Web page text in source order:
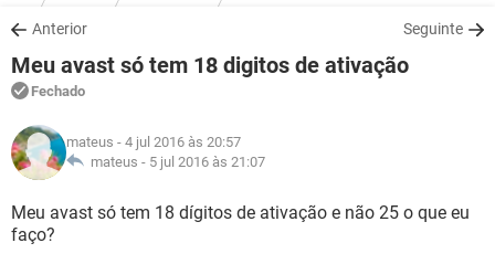
OUTLOOK
INSTAGRAM GMAIL
GUIA DE COMPRAS
JOGOS
OUTLOOK
INSTAGRAM
GUIA DE COMPRAS
DOWNLOADS
JOGOS WHATSAPP
CELULAR
OUTLOOK
INSTAGRAM
GUIA DE COMPRAS
FÓRUM
JOGOS
CELULAR FACEBOOK
INSTAGRAM
GLOSSÁRIO
JOGOS
CELULAR FACEBOOK
Anterior Seguinte
Meu avast só tem 18 digitos de ativação
Fechado
mateus - 4 jul 2016 às 20:57
mateus - 5 jul 2016 às 21:07
Meu avast só tem 18 dígitos de ativação e não 25 o que eu
faço?